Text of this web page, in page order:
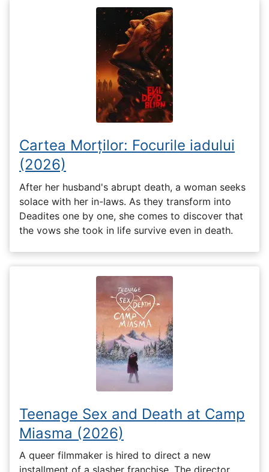
Cartea Morților: Focurile iadului
(2026)
After her husband's abrupt death, a woman seeks
solace with her in-laws. As they transform into
Deadites one by one, she comes to discover that
the vows she took in life survive even in death.
Teenage Sex and Death at Camp
Miasma (2026)
A queer filmmaker is hired to direct a new